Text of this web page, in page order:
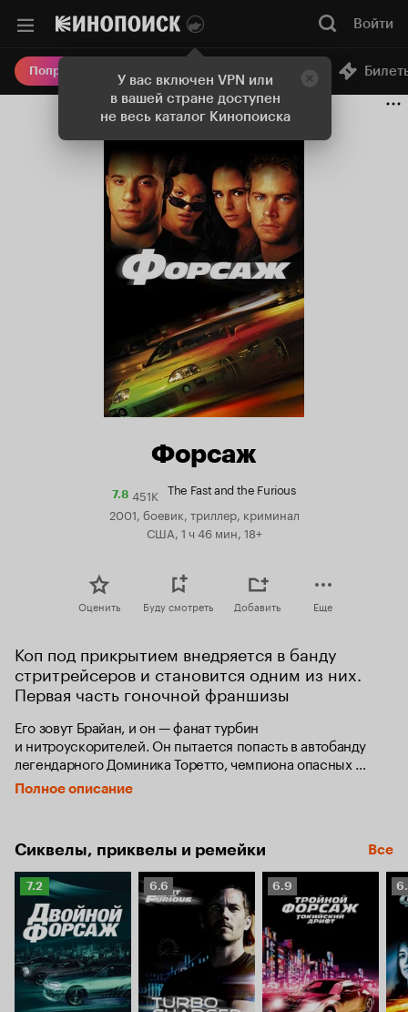
У вас включен VPN или
в вашей стране доступен
не весь каталог Кинопоиска
Войти
Попробовать Плюс Онлайн-кинотеатр
Форсаж
7.8Рейтинг
Кинопоиска
451K The Fast and the Furious
2001, боевик, триллер, криминал
США, 1 ч 46 мин, 18+
Оценить Буду смотреть Добавить Еще
Коп под прикрытием внедряется в банду
стритрейсеров и становится одним из них.
Первая часть гоночной франшизы
Его зовут Брайан, и он — фанат турбин
и нитроускорителей. Он пытается попасть в автобанду
легендарного Доминика Торетто, чемпиона опасных
и незаконных уличных гонок. Брайан также полицейский,
и его задание — втереться в доверие к Торетто,
Полное описание
Сиквелы, приквелы и ремейки Все
Рейтинг
Кинопоиска
7.2
7.2
Рейтинг
Кинопоиска
6.6
Рейтинг
Кинопоиска
6.9